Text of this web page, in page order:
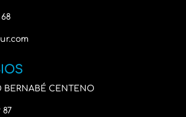
68
BERNABÉ CENTENO
87